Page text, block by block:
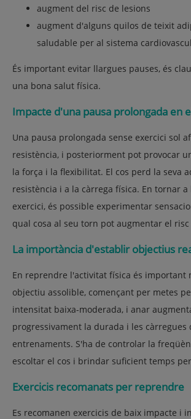
augment del risc de lesions
augment d'alguns quilos de teixit
saludable per al sistema
És important evitar llargues pauses, és
una bona salut física.
Impacte d'una pausa prolongada en
Una pausa prolongada sense exercici sol
resistència, i posteriorment pot provocar
la força i la flexibilitat. El cos perd la seva
resistència i a la càrrega física. En tornar
exercici, és possible experimentar
qual cosa al seu torn pot augmentar el risc
La importància d'establir objectius
En reprendre l'activitat física és important
objectiu assolible, començant per metes
intensitat baixa-moderada, i anar
progressivament la durada i les càrregues
entrenaments. S'ha de controlar la
escoltar el cos i brindar suficient temps
Exercicis recomanats per reprendre
Es recomanen exercicis de baix impacte i